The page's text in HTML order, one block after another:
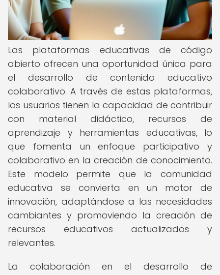
Las plataformas educativas de código
abierto ofrecen una oportunidad única para
el desarrollo de contenido educativo
colaborativo. A través de estas plataformas,
los usuarios tienen la capacidad de contribuir
con material didáctico, recursos de
aprendizaje y herramientas educativas, lo
que fomenta un enfoque participativo y
colaborativo en la creación de conocimiento.
Este modelo permite que la comunidad
educativa se convierta en un motor de
innovación, adaptándose a las necesidades
cambiantes y promoviendo la creación de
recursos educativos actualizados y
relevantes.
La colaboración en el desarrollo de